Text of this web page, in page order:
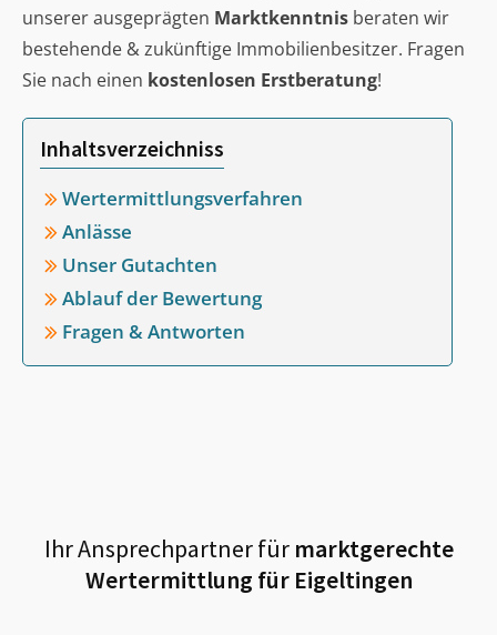
unserer ausgeprägten Marktkenntnis beraten wir
bestehende & zukünftige Immobilienbesitzer. Fragen
Sie nach einen kostenlosen Erstberatung!
Inhaltsverzeichniss
Wertermittlungsverfahren
Anlässe
Unser Gutachten
Ablauf der Bewertung
Fragen & Antworten
Ihr Ansprechpartner fürmarktgerechte
Wertermittlung für Eigeltingen